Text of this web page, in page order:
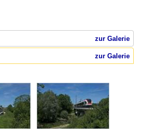
zur Galerie
zur Galerie